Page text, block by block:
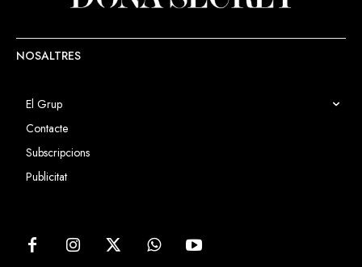
NOSALTRES
El Grup
Contacte
Subscripcions
Publicitat